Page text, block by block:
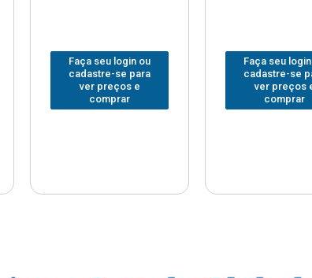
Faça seu login ou
cadastre-se para
ver preços e
comprar
Faça seu
cadastre-se
ver preços
comprar